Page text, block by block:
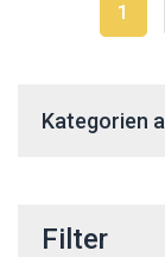
1
Kategorien
Filter